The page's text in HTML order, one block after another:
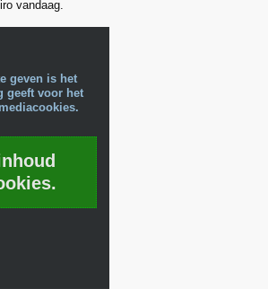
vandaag.
geven is het
geeft voor het